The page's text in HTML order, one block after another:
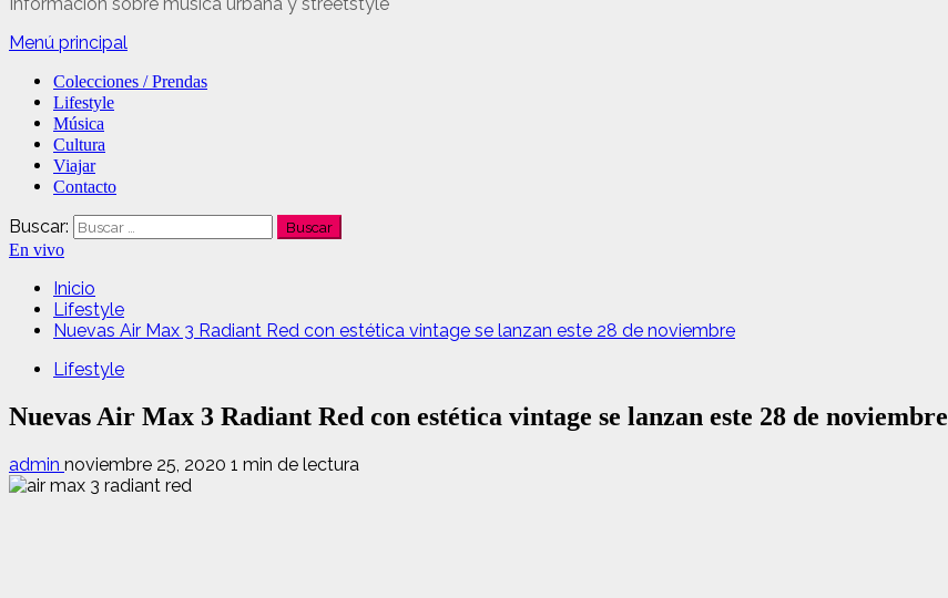
Menú principal
Colecciones / Prendas
Lifestyle
Música
Cultura
Viajar
Contacto
Buscar:
En vivo
Inicio
Lifestyle
Nuevas Air Max 3 Radiant Red con estética vintage se lanzan este 28 de noviembre
Lifestyle
Nuevas Air Max 3 Radiant Red con estética vintage se lanzan este 28 de noviembre
admin noviembre 25, 2020 1 min de lectura